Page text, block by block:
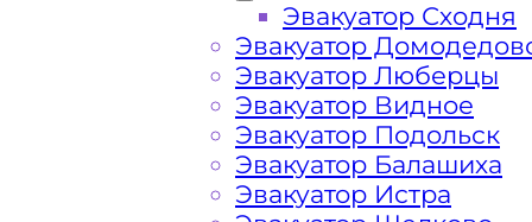
Эвакуатор Сходня
Эвакуатор
Эвакуатор Люберцы
Эвакуатор Видное
Эвакуатор Подольск
Эвакуатор Балашиха
Эвакуатор Истра